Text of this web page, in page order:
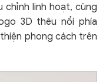
chỉnh linh hoạt, cùng
3D thêu nổi phía
phong cách trên